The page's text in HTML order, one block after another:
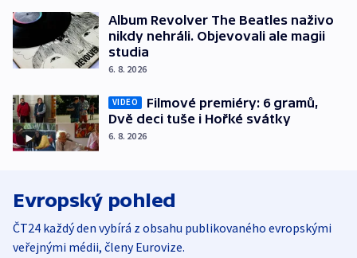
Album Revolver The Beatles naživo
nikdy nehráli. Objevovali ale magii
studia
6. 8. 2026
VIDEO
Filmové premiéry: 6 gramů,
Dvě deci tuše i Hořké svátky
6. 8. 2026
Evropský pohled
ČT24 každý den vybírá z obsahu publikovaného evropskými
veřejnými médii, členy Eurovize.